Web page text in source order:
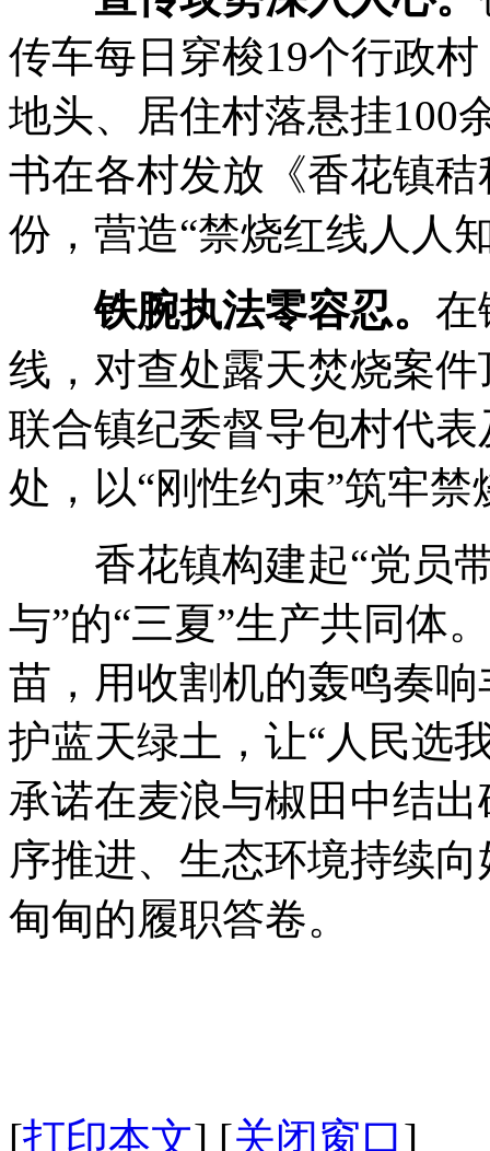
传车每日穿梭19个行政
地头、居住村落悬挂100
书在各村发放《香花镇
份，营造“禁烧红线人人
铁腕执法零容忍。 在
线，对查处露天焚烧案
联合镇纪委督导包村代
处，以“刚性约束”筑牢禁
香花镇构建起“党员带
与”的“三夏”生产共同体
苗，用收割机的轰鸣奏
护蓝天绿土，让“人民选
承诺在麦浪与椒田中结
序推进、生态环境持续
甸甸的履职答卷。
[打印本文] [关闭窗口]